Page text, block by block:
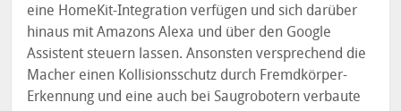
eine HomeKit-Integration verfügen und sich darüber
hinaus mit Amazons Alexa und über den Google
Assistent steuern lassen. Ansonsten versprechend die
Macher einen Kollisionsschutz durch Fremdkörper-
Erkennung und eine auch bei Saugrobotern verbaute